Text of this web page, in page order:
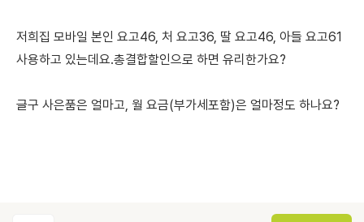
저희집 모바일 본인 요고46, 처 요고36, 딸 요고46, 아들 요고61
사용하고 있는데요.총결합할인으로 하면 유리한가요?
글구 사은품은 얼마고, 월 요금(부가세포함)은 얼마정도 하나요?